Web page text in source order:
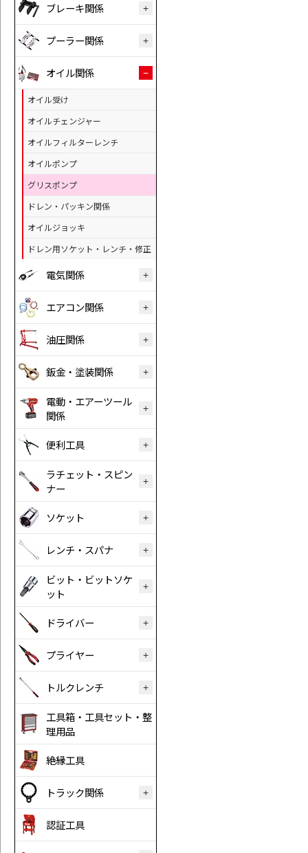
ブレーキ関係
プーラー関係
オイル関係
オイル受け
オイルチェンジャー
オイルフィルターレンチ
オイルポンプ
グリスポンプ
ドレン・パッキン関係
オイルジョッキ
ドレン用ソケット・レンチ・修正
電気関係
エアコン関係
油圧関係
鈑金・塗装関係
電動・エアーツール
関係
便利工具
ラチェット・スピン
ナー
ソケット
レンチ・スパナ
ビット・ビットソケ
ット
ドライバー
プライヤー
トルクレンチ
工具箱・工具セット・整
理用品
絶縁工具
トラック関係
認証工具